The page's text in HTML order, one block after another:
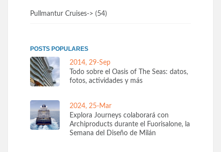
Pullmantur Cruises-> (54)
POSTS POPULARES
2014, 29-Sep
Todo sobre el Oasis of The Seas: datos,
fotos, actividades y más
2024, 25-Mar
Explora Journeys colaborará con
Archiproducts durante el Fuorisalone, la
Semana del Diseño de Milán